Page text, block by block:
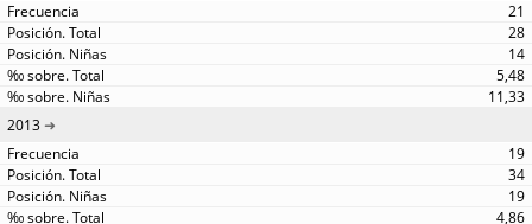
21
28
14
5,48
11,33
2013
19
34
19
4,86